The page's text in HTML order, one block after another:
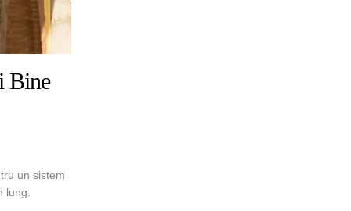
Bine
un sistem
lung.